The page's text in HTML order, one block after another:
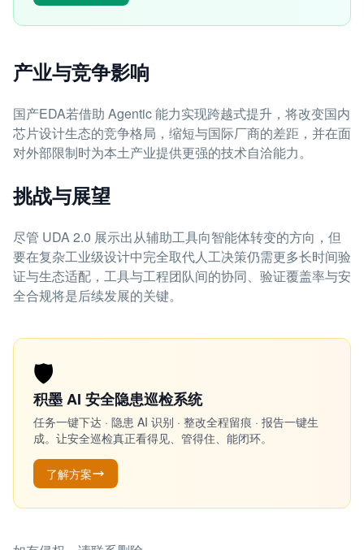
产业与竞争影响
国产EDA若借助 Agentic 能力实现跨越式提升，将改变国内
芯片设计生态的竞争格局，缩短与国际厂商的差距，并在面
对外部限制时为本土产业提供更强的技术自洽能力。
挑战与展望
尽管 UDA 2.0 展示出从辅助工具向智能体转变的方向，但
要在复杂工业级设计中完全取代人工决策仍需更多长时间验
证与生态适配，工具与工程团队间的协同、验证覆盖率与安
全合规将是后续发展的关键。
🛡️
积墨 AI 安全隐患巡检系统
任务一键下达 · 隐患 AI 识别 · 整改全程留痕 · 报告一键生
成。让安全巡检真正看得见、管得住、能闭环。
了解方案